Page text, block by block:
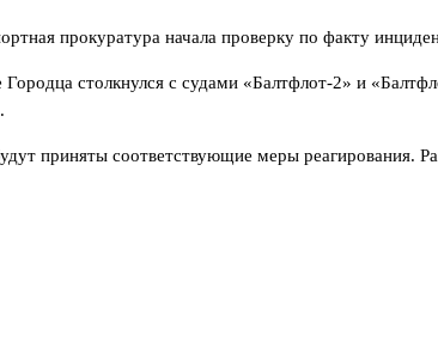
прокуратура начала проверку по факту
столкнулся с судами «Балтфлот‑2» и
приняты соответствующие меры реагирования.